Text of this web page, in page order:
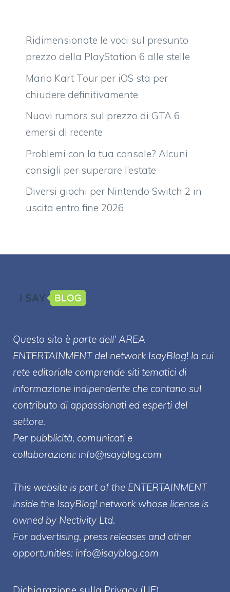
Ridimensionate le voci sul presunto
prezzo della PlayStation 6 alle stelle
Mario Kart Tour per iOS sta per
chiudere definitivamente
Nuovi rumors sul prezzo di GTA 6
emersi di recente
Problemi con la tua console? Alcuni
consigli per superare l’estate
Diversi giochi per Nintendo Switch 2 in
uscita entro fine 2026
Questo sito è parte dell' AREA
ENTERTAINMENT del network IsayBlog! la cui
rete editoriale comprende siti tematici di
informazione indipendente che contano sul
contributo di appassionati ed esperti del
settore.
Per pubblicità, comunicati e
collaborazioni: info@isayblog.com
This website is part of the ENTERTAINMENT
inside the IsayBlog! network whose license is
owned by Nectivity Ltd.
For advertising, press releases and other
opportunities: info@isayblog.com